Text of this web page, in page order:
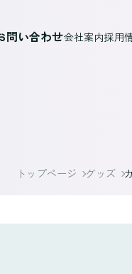
問い合わせ会社案内採用
トップページ グッズ